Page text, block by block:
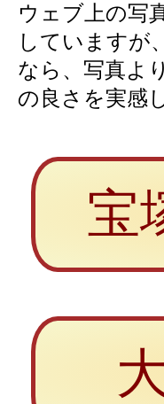
ウェブ上の写
していますが
なら、写真よ
の良さを実感
宝